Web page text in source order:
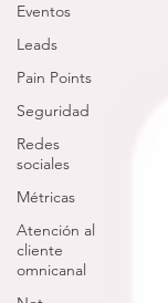
Eventos
Leads
Pain Points
Seguridad
Redes
sociales
Métricas
Atención al
cliente
omnicanal